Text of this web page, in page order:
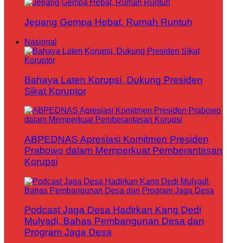
Jepang Gempa Hebat, Rumah Runtuh
Nasional
Bahaya Laten Korupsi, Dukung Presiden
Sikat Koruptor
ABPEDNAS Apresiasi Komitmen Presiden
Prabowo dalam Memperkuat Pemberantasan
Korupsi
Podcast Jaga Desa Hadirkan Kang Dedi
Mulyadi, Bahas Pembangunan Desa dan
Program Jaga Desa